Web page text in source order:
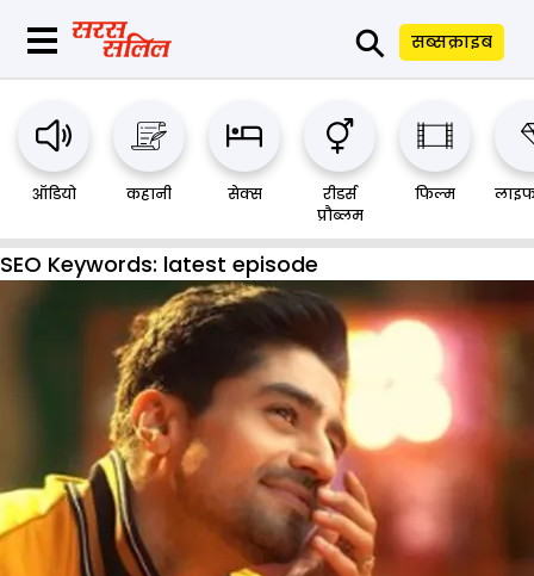
⚲ सब्सक्राइब
ऑडियो कहानी सेक्स
रीडर्स
प्रौब्लम
फिल्म
SEO Keywords: latest episode